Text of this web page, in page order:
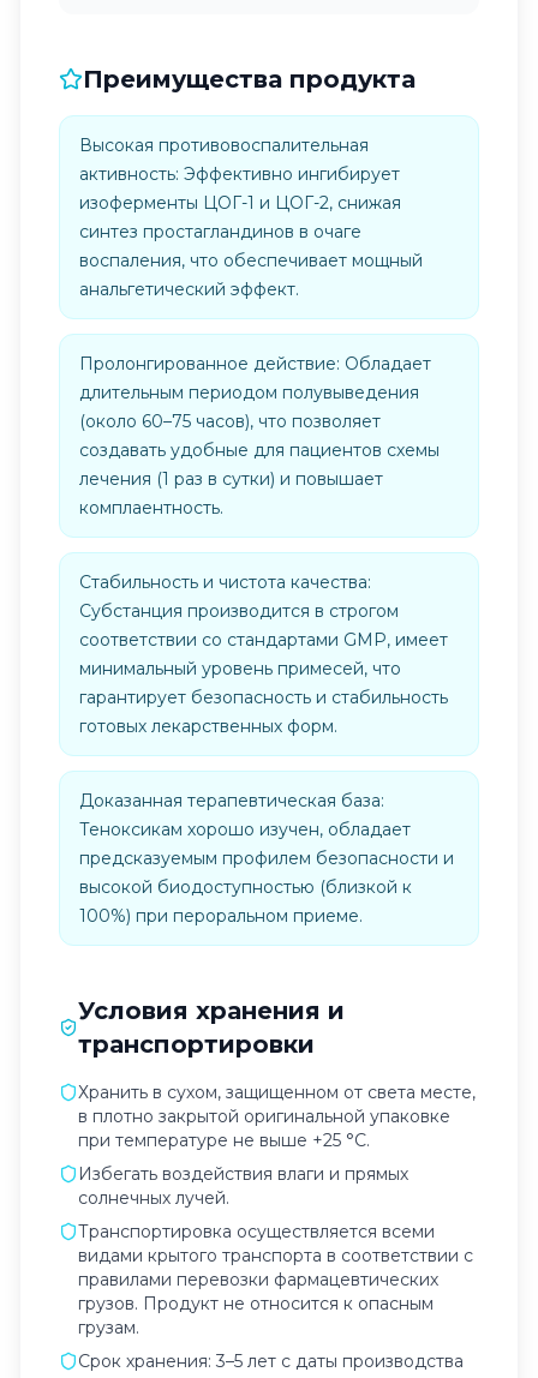
Преимущества продукта
Высокая противовоспалительная
активность: Эффективно ингибирует
изоферменты ЦОГ-1 и ЦОГ-2, снижая
синтез простагландинов в очаге
воспаления, что обеспечивает мощный
анальгетический эффект.
Пролонгированное действие: Обладает
длительным периодом полувыведения
(около 60–75 часов), что позволяет
создавать удобные для пациентов схемы
лечения (1 раз в сутки) и повышает
комплаентность.
Стабильность и чистота качества:
Субстанция производится в строгом
соответствии со стандартами GMP, имеет
минимальный уровень примесей, что
гарантирует безопасность и стабильность
готовых лекарственных форм.
Доказанная терапевтическая база:
Теноксикам хорошо изучен, обладает
предсказуемым профилем безопасности и
высокой биодоступностью (близкой к
100%) при пероральном приеме.
Условия хранения и
транспортировки
Хранить в сухом, защищенном от света месте,
в плотно закрытой оригинальной упаковке
при температуре не выше +25 °C.
Избегать воздействия влаги и прямых
солнечных лучей.
Транспортировка осуществляется всеми
видами крытого транспорта в соответствии с
правилами перевозки фармацевтических
грузов. Продукт не относится к опасным
грузам.
Срок хранения: 3–5 лет с даты производства